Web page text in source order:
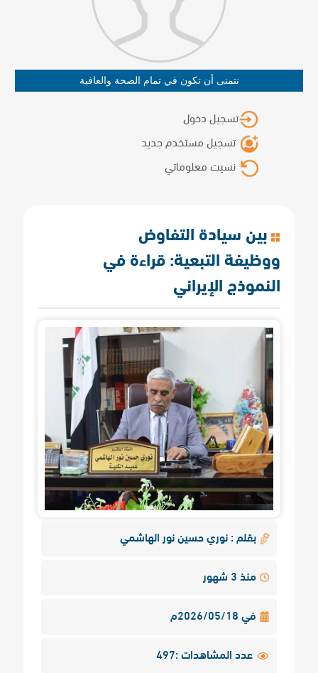
نتمنى أن تكون في تمام الصحة والعافية
تسجيل دخول
تسجيل مستخدم جديد
نسيت معلوماتي
بين سيادة التفاوض
ووظيفة التبعية: قراءة في
النموذج الإيراني
بقلم : نوري حسين نور الهاشمي
منذ 3 شهور
في 2026/05/18م
عدد المشاهدات :497